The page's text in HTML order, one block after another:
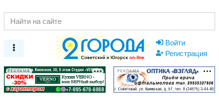
Войти
Регистрация
РЕКЛАМА РЕКЛАМА